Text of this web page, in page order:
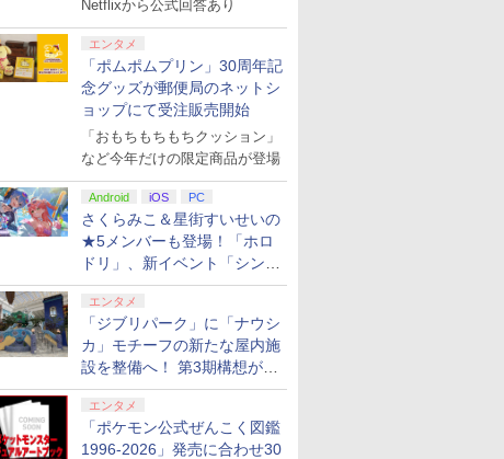
Netflixから公式回答あり
エンタメ
「ポムポムプリン」30周年記
念グッズが郵便局のネットシ
ョップにて受注販売開始
「おもちもちもちクッション」
など今年だけの限定商品が登場
Android iOS PC
さくらみこ＆星街すいせいの
★5メンバーも登場！「ホロ
ドリ」、新イベント「シンク
ロする夏のスパークル」がス
タート
エンタメ
「ジブリパーク」に「ナウシ
カ」モチーフの新たな屋内施
設を整備へ！ 第3期構想が公
開
エンタメ
「ポケモン公式ぜんこく図鑑
1996-2026」発売に合わせ30